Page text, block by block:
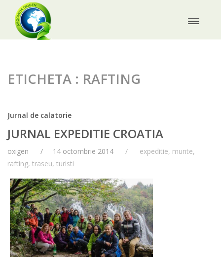
ETICHETA : RAFTING
Jurnal de calatorie
JURNAL EXPEDITIE CROATIA
oxigen 14 octombrie 2014 expeditie, munte,
rafting, traseu, turisti